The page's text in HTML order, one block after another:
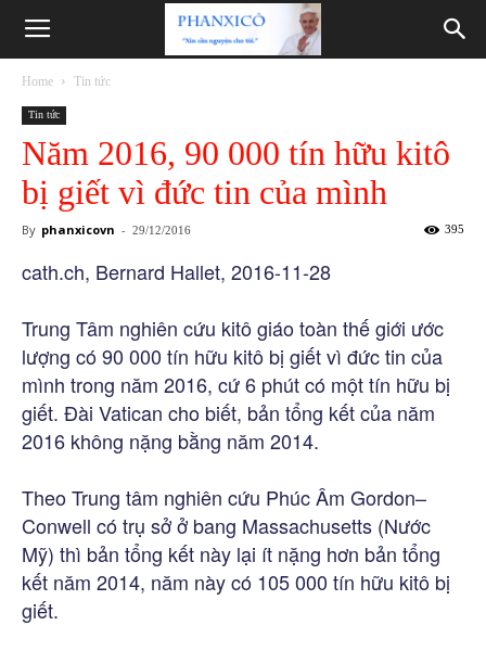
Phanxicô
Home Tin tức
Tin tức
Năm 2016, 90 000 tín hữu kitô
bị giết vì đức tin của mình
By phanxicovn - 29/12/2016 395
cath.ch, Bernard Hallet, 2016-11-28
Trung Tâm nghiên cứu kitô giáo toàn thế giới ước
lượng có 90 000 tín hữu kitô bị giết vì đức tin của
mình trong năm 2016, cứ 6 phút có một tín hữu bị
giết. Đài Vatican cho biết, bản tổng kết của năm
2016 không nặng bằng năm 2014.
Theo Trung tâm nghiên cứu Phúc Âm Gordon–
Conwell có trụ sở ở bang Massachusetts (Nước
Mỹ) thì bản tổng kết này lại ít nặng hơn bản tổng
kết năm 2014, năm này có 105 000 tín hữu kitô bị
giết.